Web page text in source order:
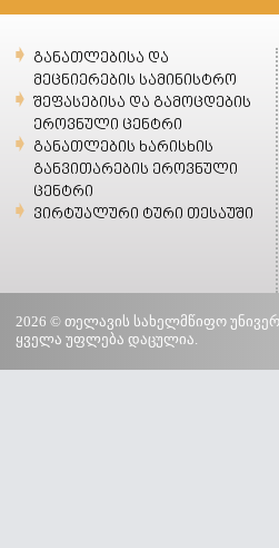
განათლებისა და
მეცნიერების სამინისტრო
შეფასებისა და გამოცდების
ეროვნული ცენტრი
განათლების ხარისხის
განვითარების ეროვნული
ცენტრი
ვირტუალური ტური თესაუში
2026 © თელავის სახელმწიფო
ყველა უფლება დაცულია.